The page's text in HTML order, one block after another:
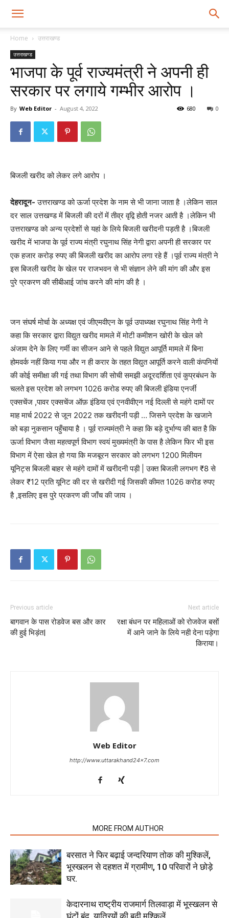
Home उत्तराखण्ड
उत्तराखण्ड
भाजपा के पूर्व राज्यमंत्री ने अपनी ही
सरकार पर लगाये गम्भीर आरोप ।
By Web Editor - August 4, 2022 0
680
बिजली खरीद को लेकर लगे आरोप ।
देहरादून- उत्तराखण्ड को ऊर्जा प्रदेश के नाम से भी जाना जाता है ।लेकिन साल
दर साल उत्तखण्ड में बिजली की दरों में तीव्र वृद्वि होती नजर आती है ।लेकिन भी
उत्तराखण्ड को अन्य प्रदेशों से यहां के लिये बिजली खरीदनी पड़ती है ।बिजली
खरीद में भाजपा के पूर्व राज्य मंत्री रघुनाथ सिंह नेगी द्वारा अपनी ही सरकार पर
एक हजार करोड़ रुपए की बिजली खरीद का आरोप लगा रहे हैं ।पूर्व राज्य मंत्री ने
इस बिजली खरीद के खेल पर राजभवन से भी संज्ञान लेने की मांग की और इस
पुरे प्रकरण की सीबीआई जांच करने की मांग की है ।
जन संघर्ष मोर्चा के अध्यक्ष एवं जीएमवीएन के पूर्व उपाध्यक्ष रघुनाथ सिंह नेगी ने
कहा कि सरकार द्वारा विद्युत खरीद मामले में मोटी कमीशन खोरी के खेल को
अंजाम देने के लिए गर्मी का सीजन आने से पहले विद्युत आपूर्ति मामले में बिना
होमवर्क नहीं किया गया और न ही करार के तहत विद्युत आपूर्ति करने वाली कंपनियों
की कोई समीक्षा की गई तथा विभाग की सोची समझी अदूरदर्शिता एवं कुप्रबंधन के
चलते इस प्रदेश को लगभग 1026 करोड रुपए की बिजली इंडिया एनर्जी
एक्सचेंज ,पावर एक्सचेंज ऑफ़ इंडिया एवं एनवीवीएन नई दिल्ली से महंगे दामों पर
माह मार्च 2022 से जून 2022 तक खरीदनी पड़ी … जिसने प्रदेश के खजाने
को बड़ा नुकसान पहुँचाया है । पूर्व राज्यमंत्री ने कहा कि बड़े दुर्भाग्य की बात है कि
ऊर्जा विभाग जैसा महत्वपूर्ण विभाग स्वयं मुख्यमंत्री के पास है लेकिन फिर भी इस
विभाग में ऐसा खेल हो गया कि मजबूरन सरकार को लगभग 1200 मिलीयन
यूनिट्स बिजली बाहर से महंगे दामों में खरीदनी पड़ी | उक्त बिजली लगभग ₹8 से
लेकर ₹12 प्रति यूनिट की दर से खरीदी गई जिसकी कीमत 1026 करोड रुपए
है ,इसलिए इस पुरे प्रकरण की जाँच की जाय ।
Previous article
बागवान के पास रोडवेज बस और कार
की हुई भिड़ंत|
Next article
रक्षा बंधन पर महिलाओं को रोजवेज बसों
में आने जाने के लिये नही देना पड़ेगा
किराया।
Web Editor
http://www.uttarakhand24x7.com
MORE FROM AUTHOR
बरसात ने फिर बढ़ाई जन्दरियाण तोक की मुश्किलें,
भूस्खलन से दहशत में ग्रामीण, 10 परिवारों ने छोड़े
घर.
केदारनाथ राष्ट्रीय राजमार्ग तिलवाड़ा में भूस्खलन से
घंटों बंद, यात्रियों की बढ़ी मुश्किलें